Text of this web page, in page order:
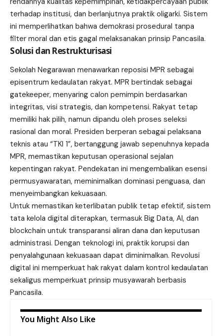
terhadap institusi, dan berlanjutnya praktik oligarki. Sistem
ini memperlihatkan bahwa demokrasi prosedural tanpa
filter moral dan etis gagal melaksanakan prinsip Pancasila.
Solusi dan Restrukturisasi
Sekolah Negarawan menawarkan reposisi MPR sebagai
episentrum kedaulatan rakyat. MPR bertindak sebagai
gatekeeper, menyaring calon pemimpin berdasarkan
integritas, visi strategis, dan kompetensi. Rakyat tetap
memiliki hak pilih, namun dipandu oleh proses seleksi
rasional dan moral. Presiden berperan sebagai pelaksana
teknis atau “TKI 1”, bertanggung jawab sepenuhnya kepada
MPR, memastikan keputusan operasional sejalan
kepentingan rakyat. Pendekatan ini mengembalikan esensi
permusyawaratan, meminimalkan dominasi penguasa, dan
menyeimbangkan kekuasaan.
Untuk memastikan keterlibatan publik tetap efektif, sistem
tata kelola digital diterapkan, termasuk Big Data, AI, dan
blockchain untuk transparansi aliran dana dan keputusan
administrasi. Dengan teknologi ini, praktik korupsi dan
penyalahgunaan kekuasaan dapat diminimalkan. Revolusi
digital ini memperkuat hak rakyat dalam kontrol kedaulatan
sekaligus memperkuat prinsip musyawarah berbasis
Pancasila.
You Might Also Like